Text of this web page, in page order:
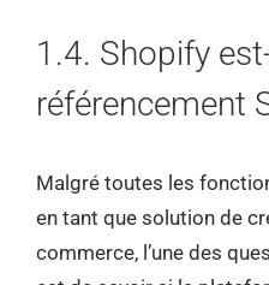
1.4. Shopify
référencement
Malgré toutes les
en tant que solution de
commerce, l’une des